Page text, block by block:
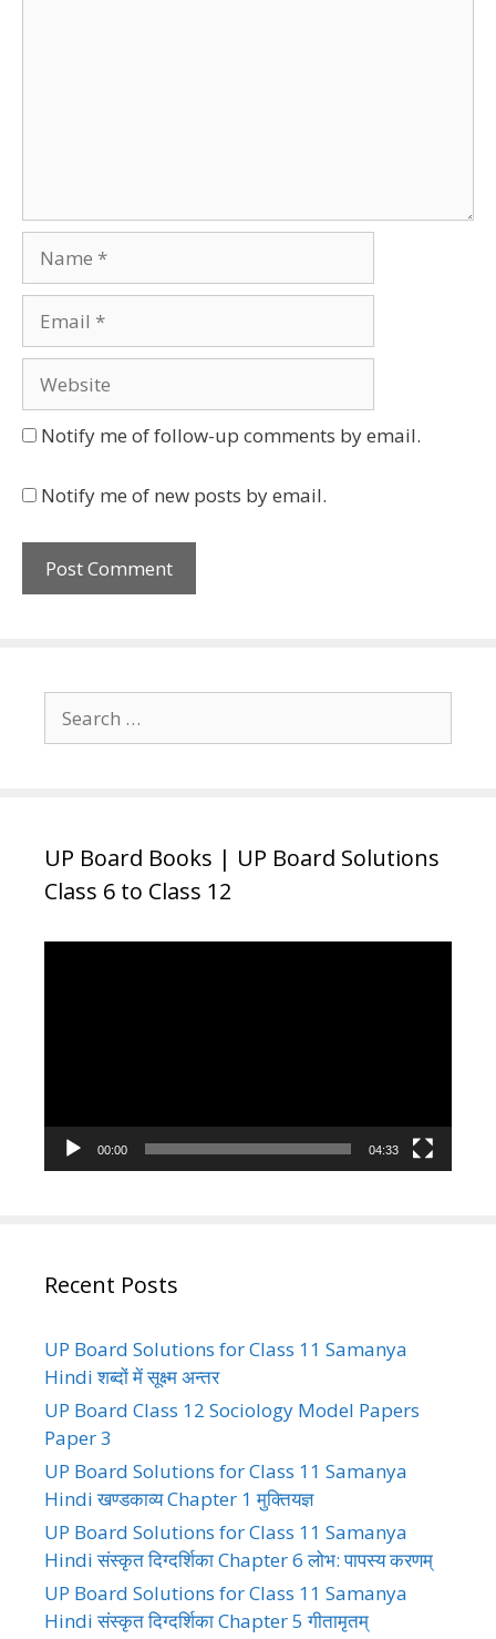
Notify me of follow-up comments by email.
Notify me of new posts by email.
for:
UP Board Books | UP Board Solutions
Class 6 to Class 12
00:00 04:33
Recent Posts
UP Board Solutions for Class 11 Samanya
Hindi शब्दों में सूक्ष्म अन्तर
UP Board Class 12 Sociology Model Papers
Paper 3
UP Board Solutions for Class 11 Samanya
Hindi खण्डकाव्य Chapter 1 मुक्तियज्ञ
UP Board Solutions for Class 11 Samanya
Hindi संस्कृत दिग्दर्शिका Chapter 6 लोभ: पापस्य करणम्
UP Board Solutions for Class 11 Samanya
Hindi संस्कृत दिग्दर्शिका Chapter 5 गीतामृतम्